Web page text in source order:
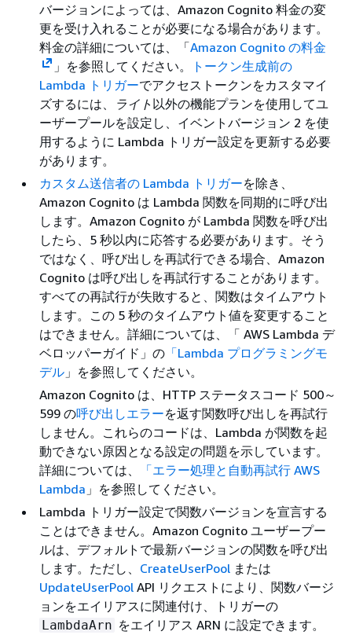
バージョンによっては、Amazon Cognito 料金の変
更を受け入れることが必要になる場合があります。
料金の詳細については、「Amazon Cognito の料金
」を参照してください。
トークン生成前の
Lambda トリガーでアクセストークンをカスタマイ
ズするには、
ライト 以外の機能プランを使用してユ
ーザープールを設定し、イベントバージョン 2 を使
用するように Lambda トリガー設定を更新する必要
があります。
カスタム送信者の Lambda トリガーを除き、
Amazon Cognito は Lambda 関数を同期的に呼び出
します。Amazon Cognito が Lambda 関数を呼び出
したら、5 秒以内に応答する必要があります。そう
ではなく、呼び出しを再試行できる場合、Amazon
Cognito は呼び出しを再試行することがあります。
すべての再試行が失敗すると、関数はタイムアウト
します。この 5 秒のタイムアウト値を変更すること
はできません。詳細については、「 AWS Lambda デ
ベロッパーガイド」の 「Lambda プログラミングモ
デル 」を参照してください。
Amazon Cognito は、HTTP ステータスコード 500～
599 の呼び出しエラーを返す関数呼び出しを再試行
しません。これらのコードは、Lambda が関数を起
動できない原因となる設定の問題を示しています。
詳細については、
「エラー処理と自動再試行 AWS
Lambda 」を参照してください。
Lambda トリガー設定で関数バージョンを宣言する
ことはできません。Amazon Cognito ユーザープー
ルは、デフォルトで最新バージョンの関数を呼び出
します。ただし、 CreateUserPool または
UpdateUserPool API リクエストにより、関数バージ
ョンをエイリアスに関連付け、トリガーの
LambdaArn をエイリアス ARN に設定できます。